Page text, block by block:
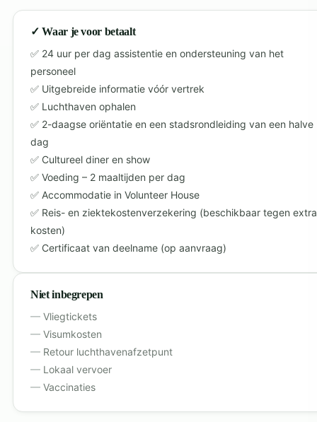
✓ Waar je voor betaalt
24 uur per dag assistentie en ondersteuning van het
personeel
Uitgebreide informatie vóór vertrek
Luchthaven ophalen
2-daagse oriëntatie en een stadsrondleiding van een halve
dag
Cultureel diner en show
Voeding – 2 maaltijden per dag
Accommodatie in Volunteer House
Reis- en ziektekostenverzekering (beschikbaar tegen extra
kosten)
Certificaat van deelname (op aanvraag)
Niet inbegrepen
Vliegtickets
Visumkosten
Retour luchthavenafzetpunt
Lokaal vervoer
Vaccinaties